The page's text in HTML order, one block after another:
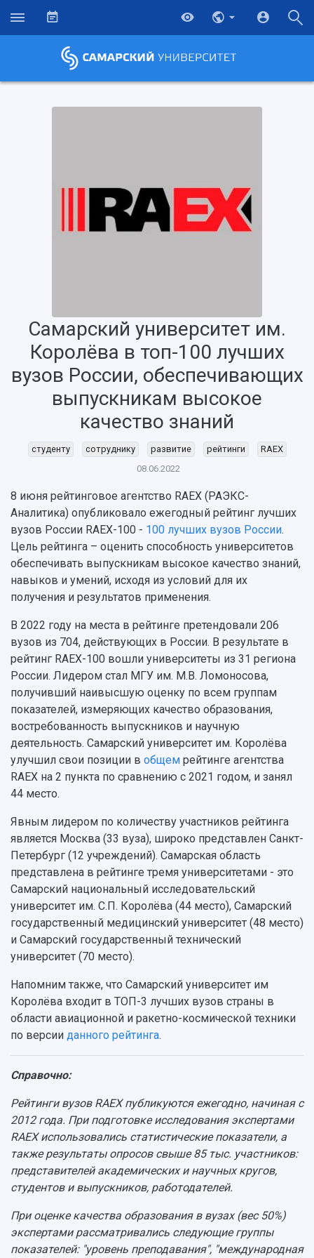
НАЗАД
Об университете
Рейтинги
Наблюдательный совет
Попечительский совет
Ректорат
Кадровый резерв
Сотрудники и преподаватели
Заслуженные деятели
Структура университета
Институты и факультеты
Кафедры
Научные подразделения
Отделы и службы
Общественные организации
Институт искусственного интеллекта
Инжиниринговый центр
Аграрный карбоновый полигон
Архив
Фирменный стиль
Устойчивое развитие
Кампус
3D-тур по университету
Музеи
Центр истории авиационных двигателей
Ботанический сад
Умный дом бабочек
Международный межвузовский кампус
Сведения об образовательной организации
Официальные документы
Новости
Главные новости
Объявления
СМИ об университете
Пресс-центр
Газета "Полет"
Газета "Самарский университет"
Мы в соцсетях
Мультимедиа
Подкасты
Просветительский проект "Одержимы
Образование
Почему я выбираю Самарский университет?
Бакалавриат и специалитет
Аспирантура
Формы обучения
Учебные планы
Дополнительное образование
Институты и факультеты
Образовательные программы
Профессорско-преподавательский состав
Расписание занятий
Стипендии
Тестирование иностранных граждан на
знание русского языка, истории России и
основ законодательства РФ
Платные образовательные услуги
Скидки на обучение
Подготовительные курсы
Библиотека
Видеолекции
Противодействие COVID-19
Научно-исследовательская деятельность
Основные научные направления
Диссертационные советы
Подготовка научных кадров
Конкурс на замещение должностей научных
работников
Научно-технический совет
Научные проекты и темы
Аспирантура и докторантура
Научная инфраструктура
Научно-исследовательские подразделения
Структурная схема управления научно-
исследовательской деятельностью
Материальная база
Подразделения научного обслуживания
Организационные документы
Результаты научно-исследовательской
деятельности
Конкурсы научных проектов и грантов
Областной конкурс "Молодой учёный"
Отчеты о научно-исследовательской
деятельности
Журналы Самарского университета
Научные конференции
Патенты
Публикации и издания
Отчеты о проведенных конференциях
Самарский университет им.
Королёва в топ-100 лучших
вузов России, обеспечивающих
выпускникам высокое
качество знаний
студенту сотруднику развитие рейтинги
RAEX
08.06.2022
8 июня рейтинговое агентство RAEX (РАЭКС-
Аналитика) опубликовало ежегодный рейтинг лучших
вузов России RAEX-100 - 100 лучших вузов России.
Цель рейтинга – оценить способность университетов
обеспечивать выпускникам высокое качество знаний,
навыков и умений, исходя из условий для их
получения и результатов применения.
В 2022 году на места в рейтинге претендовали 206
вузов из 704, действующих в России. В результате в
рейтинг RAEX-100 вошли университеты из 31 региона
России. Лидером стал МГУ им. М.В. Ломоносова,
получивший наивысшую оценку по всем группам
показателей, измеряющих качество образования,
востребованность выпускников и научную
деятельность. Самарский университет им. Королёва
улучшил свои позиции в общем рейтинге агентства
RAEX на 2 пункта по сравнению с 2021 годом, и занял
44 место.
Явным лидером по количеству участников рейтинга
является Москва (33 вуза), широко представлен Санкт-
Петербург (12 учреждений). Самарская область
представлена в рейтинге тремя университетами - это
Самарский национальный исследовательский
университет им. С.П. Королёва (44 место), Самарский
государственный медицинский университет (48 место)
и Самарский государственный технический
университет (70 место).
Напомним также, что Самарский университет им
Королёва входит в ТОП-3 лучших вузов страны в
области авиационной и ракетно-космической техники
по версии данного рейтинга.
Справочно:
Рейтинги вузов RAEX публикуются ежегодно, начиная с
2012 года. При подготовке исследования экспертами
RAEX использовались статистические показатели, а
также результаты опросов свыше 85 тыс. участников:
представителей академических и научных кругов,
студентов и выпускников, работодателей.
При оценке качества образования в вузах (вес 50%)
экспертами рассматривались следующие группы
показателей: "уровень преподавания", "международная